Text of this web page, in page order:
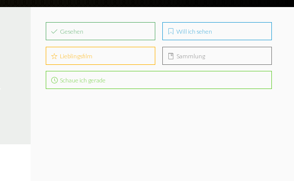
Gesehen Will ich sehen
Lieblingsfilm Sammlung
Schaue ich gerade